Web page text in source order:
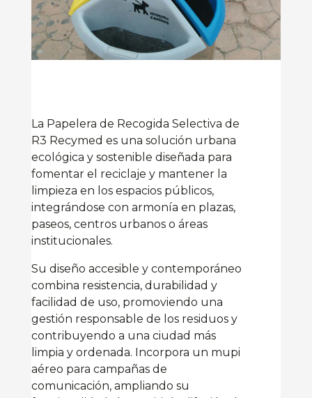
La Papelera de Recogida Selectiva de
R3 Recymed es una solución urbana
ecológica y sostenible diseñada para
fomentar el reciclaje y mantener la
limpieza en los espacios públicos,
integrándose con armonía en plazas,
paseos, centros urbanos o áreas
institucionales.
Su diseño accesible y contemporáneo
combina resistencia, durabilidad y
facilidad de uso, promoviendo una
gestión responsable de los residuos y
contribuyendo a una ciudad más
limpia y ordenada. Incorpora un mupi
aéreo para campañas de
comunicación, ampliando su